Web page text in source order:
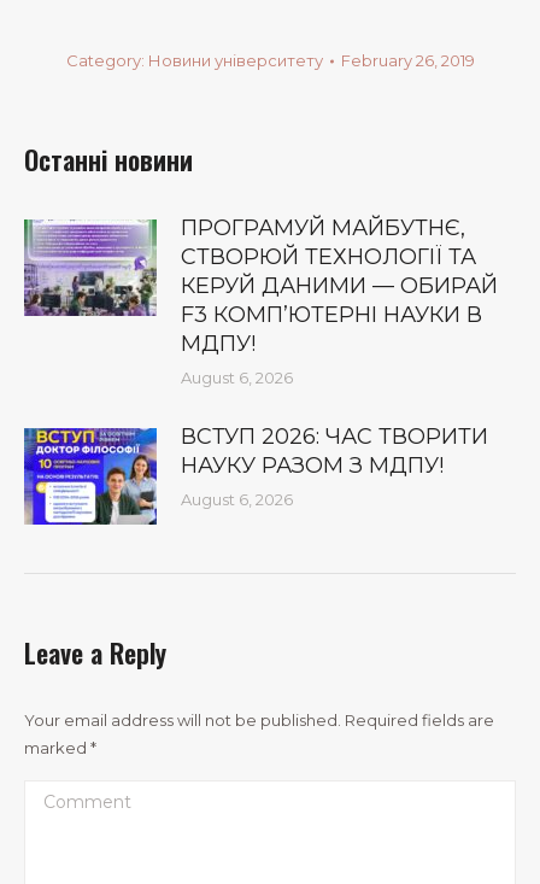
Category: Новини університету February 26, 2019
Останні новини
ПРОГРАМУЙ МАЙБУТНЄ,
СТВОРЮЙ ТЕХНОЛОГІЇ ТА
КЕРУЙ ДАНИМИ — ОБИРАЙ
F3 КОМП’ЮТЕРНІ НАУКИ В
МДПУ!
August 6, 2026
ВСТУП 2026: ЧАС ТВОРИТИ
НАУКУ РАЗОМ З МДПУ!
August 6, 2026
Leave a Reply
Your email address will not be published. Required fields are
marked *
Comment